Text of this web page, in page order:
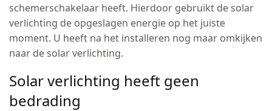
schemerschakelaar heeft. Hierdoor gebruikt de solar
verlichting de opgeslagen energie op het juiste
moment. U heeft na het installeren nog maar omkijken
naar de solar verlichting.
Solar verlichting heeft geen
bedrading